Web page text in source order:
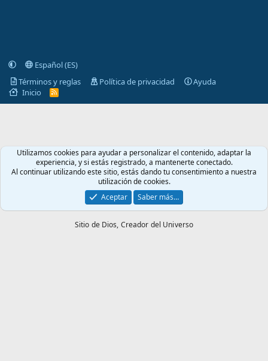
Español (ES)
Términos y reglas
Política de privacidad
Ayuda
Inicio
R
S
Utilizamos cookies para ayudar a personalizar el contenido, adaptar la
experiencia, y si estás registrado, a mantenerte conectado.
Al continuar utilizando este sitio, estás dando tu consentimiento a nuestra
utilización de cookies.
Aceptar
Saber más…
Sitio de Dios, Creador del Universo